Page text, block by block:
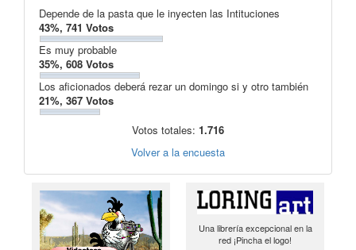
Depende de la pasta que le inyecten las Intituciones
43%, 741 Votos
Es muy probable
35%, 608 Votos
Los aficionados deberá rezar un domingo si y otro también
21%, 367 Votos
Votos totales: 1.716
Volver a la encuesta
Una librería excepcional en la
red ¡Pincha el logo!